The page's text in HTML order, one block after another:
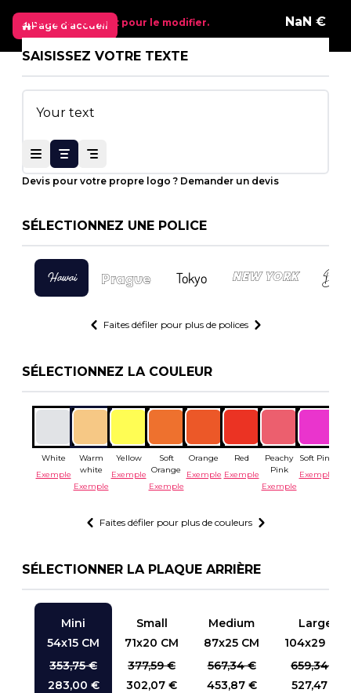
Cliquez sur un mot pour le modifier.
Page d'accueil NaN €
Your text
15 cm
SAISISSEZ VOTRE TEXTE
Devis pour votre propre logo ? Demander un devis
SÉLECTIONNEZ UNE POLICE
Hawai Prague Tokyo New York
Faites défiler pour plus de polices
SÉLECTIONNEZ LA COULEUR
White
Exemple
Warm
white
Exemple
Yellow
Exemple
Soft
Orange
Exemple
Orange
Exemple
Red
Exemple
Peachy
Pink
Exemple
Soft Pink
Exemple
Faites défiler pour plus de couleurs
SÉLECTIONNER LA PLAQUE ARRIÈRE
Mini
54x15 CM
353,75 €
283,00 €
Small
71x20 CM
377,59 €
302,07 €
Medium
87x25 CM
567,34 €
453,87 €
Large
104x29
659,34 €
527,47 €